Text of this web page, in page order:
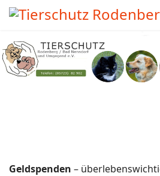
Geldspenden –